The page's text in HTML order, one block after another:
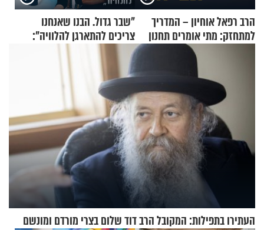
הרב רפאל אוחיון – המדריך
למתחזק: מתי אומרים תחנון
ואיך עולים לתורה?
"שבר גדול. הבנו שאנחנו
צריכים להתארגן להלוויה":
זוגיות במבחן, הפעם עם מרים
וגד דנינו
העתירו בתפילות: המקובל הרב דוד שלום בצרי מורדם ומונשם